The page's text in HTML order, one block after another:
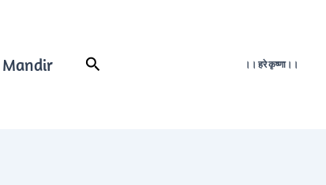
Mandir Search ।। हरे कृष्णा।।